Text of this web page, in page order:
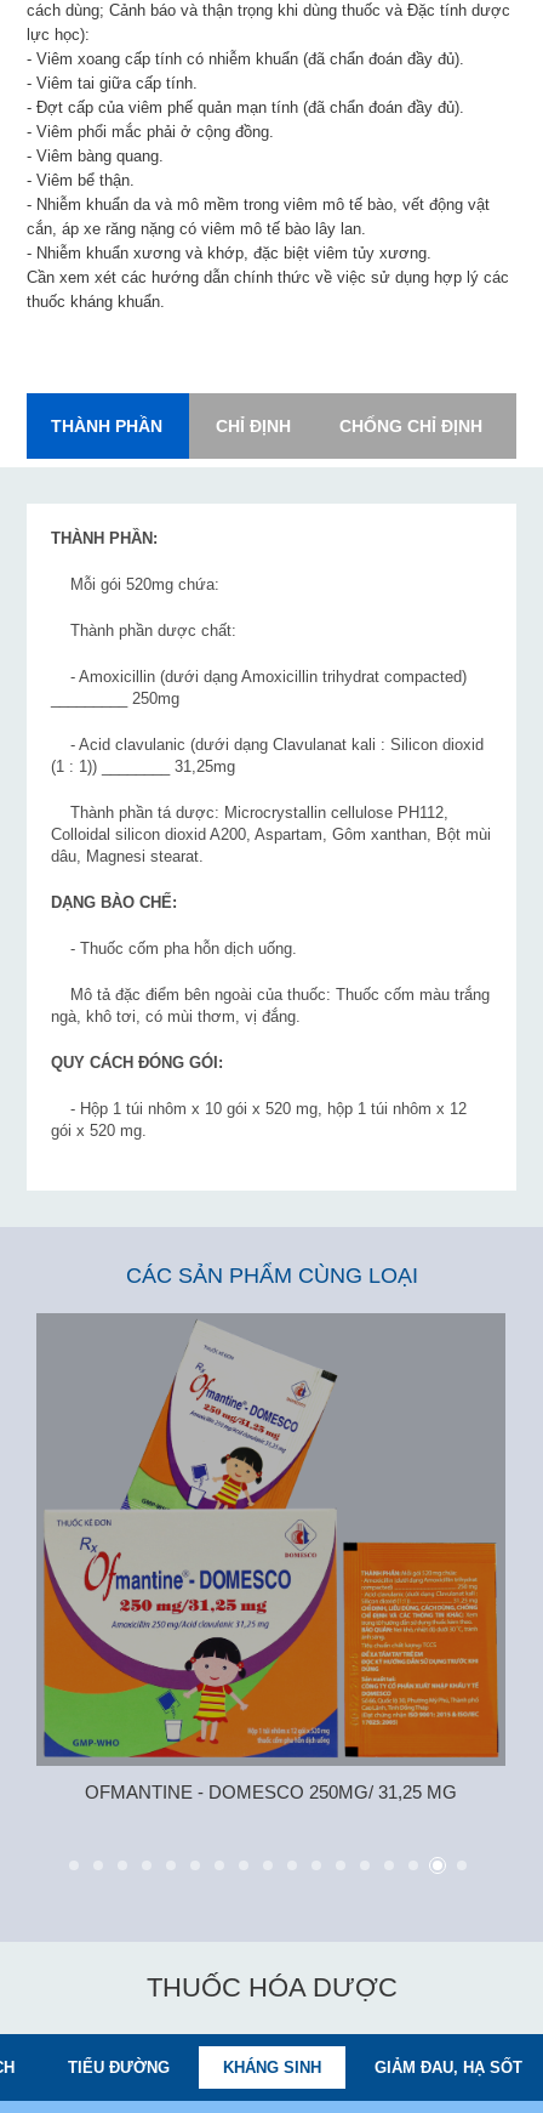
cách dùng; Cảnh báo và thận trọng khi dùng thuốc và Đặc tính dược
lực học):
- Viêm xoang cấp tính có nhiễm khuẩn (đã chẩn đoán đầy đủ).
- Viêm tai giữa cấp tính.
- Đợt cấp của viêm phế quản mạn tính (đã chẩn đoán đầy đủ).
- Viêm phổi mắc phải ở cộng đồng.
- Viêm bàng quang.
- Viêm bể thận.
- Nhiễm khuẩn da và mô mềm trong viêm mô tế bào, vết động vật
cắn, áp xe răng nặng có viêm mô tế bào lây lan.
- Nhiễm khuẩn xương và khớp, đặc biệt viêm tủy xương.
Cần xem xét các hướng dẫn chính thức về việc sử dụng hợp lý các
thuốc kháng khuẩn.
THÀNH PHẦN CHỈ ĐỊNH CHỐNG CHỈ ĐỊNH
THÀNH PHẦN:
Mỗi gói 520mg chứa:
Thành phần dược chất:
- Amoxicillin (dưới dạng Amoxicillin trihydrat compacted)
_________ 250mg
- Acid clavulanic (dưới dạng Clavulanat kali : Silicon dioxid
(1 : 1)) ________ 31,25mg
Thành phần tá dược: Microcrystallin cellulose PH112,
Colloidal silicon dioxid A200, Aspartam, Gôm xanthan, Bột mùi
dâu, Magnesi stearat.
DẠNG BÀO CHẾ:
- Thuốc cốm pha hỗn dịch uống.
Mô tả đặc điểm bên ngoài của thuốc: Thuốc cốm màu trắng
ngà, khô tơi, có mùi thơm, vị đắng.
QUY CÁCH ĐÓNG GÓI:
- Hộp 1 túi nhôm x 10 gói x 520 mg, hộp 1 túi nhôm x 12
gói x 520 mg.
CÁC SẢN PHẨM CÙNG LOẠI
OFMANTINE - DOMESCO 250MG/ 31,25 MG
THUỐC HÓA DƯỢC
TIỂU ĐƯỜNG KHÁNG SINH GIẢM ĐAU, HẠ SỐT